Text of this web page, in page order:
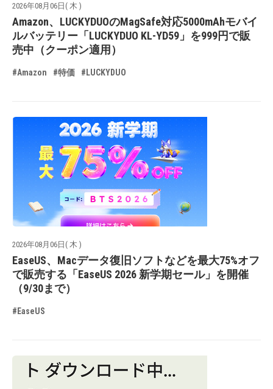
2026年08月06日( 木 )
Amazon、LUCKYDUOのMagSafe対応5000mAhモバイ
ルバッテリー「LUCKYDUO KL-YD59」を999円で販
売中（クーポン適用）
#Amazon #特価 #LUCKYDUO
2026年08月06日( 木 )
EaseUS、Macデータ復旧ソフトなどを最大75%オフ
で販売する「EaseUS 2026 新学期セール」を開催
（9/30まで）
#EaseUS